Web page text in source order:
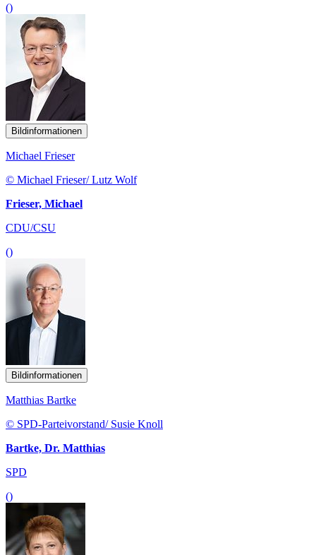
()
Bildinformationen
Michael Frieser
© Michael Frieser/ Lutz Wolf
Frieser, Michael
CDU/CSU
()
Bildinformationen
Matthias Bartke
© SPD-Parteivorstand/ Susie Knoll
Bartke, Dr. Matthias
SPD
()